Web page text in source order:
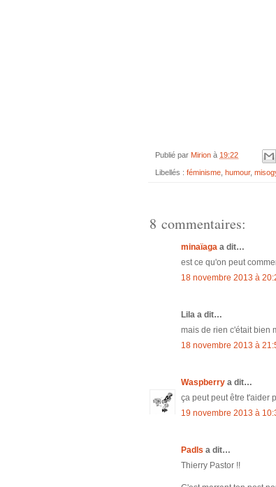
Publié par Mirion à 19:22
Libellés : féminisme humour,
8 commentaires:
minaïaga a dit…
est ce qu'on peut
18 novembre 2013 à
Lila a dit…
mais de rien c'était bien
18 novembre 2013 à
Waspberry a dit…
ça peut peut être t'aider
19 novembre 2013 à
Padls a dit…
Thierry Pastor !!